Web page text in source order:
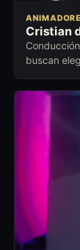
Cristian
buscan